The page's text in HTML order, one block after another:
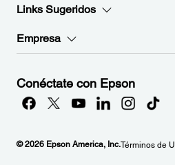
Links Sugeridos
Empresa
Conéctate con Epson
© 2026 Epson America, Inc.Términos de